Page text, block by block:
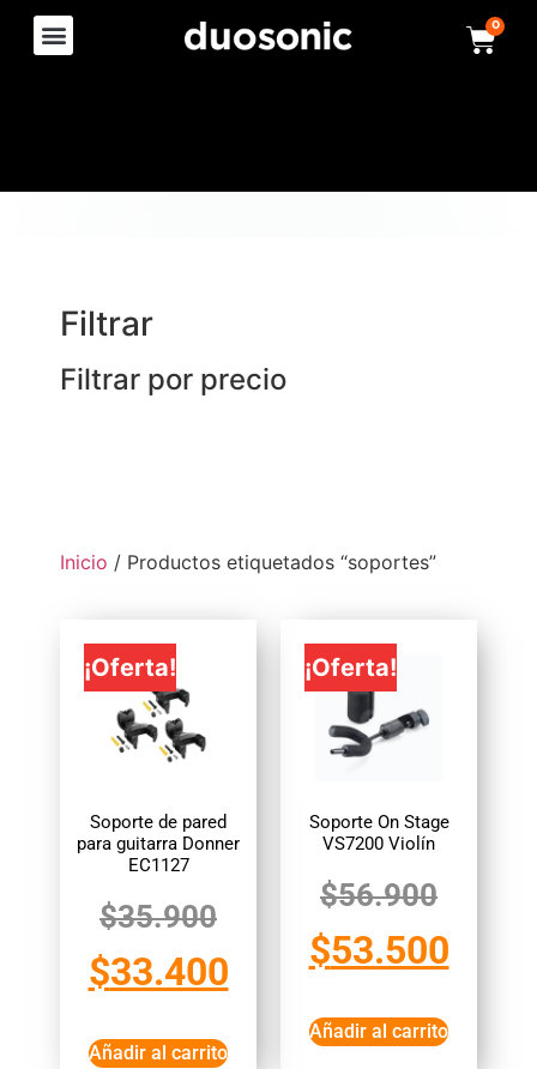
0
Filtrar
Filtrar por precio
Inicio / Productos etiquetados “soportes”
¡Oferta!
Soporte de pared
para guitarra Donner
EC1127
$35.900
$33.400
Añadir al carrito
¡Oferta!
Soporte On Stage
VS7200 Violín
$56.900
$53.500
Añadir al carrito